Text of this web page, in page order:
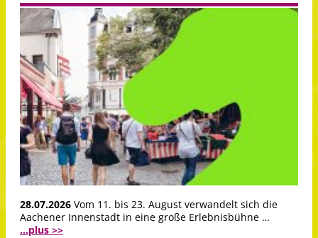
28.07.2026 Vom 11. bis 23. August verwandelt sich die
Aachener Innenstadt in eine große Erlebnisbühne …
...plus >>